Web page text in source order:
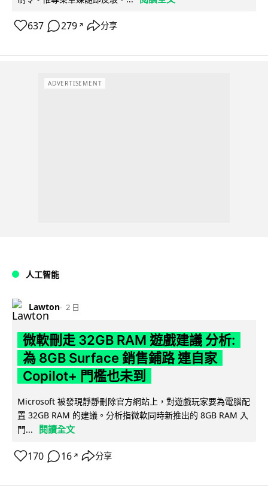
637 279 ↗ 分享
ADVERTISEMENT
人工智能
Lawton 2 日
微軟刪走 32GB RAM 遊戲建議 分析:
為 8GB Surface 銷售鋪路 連自家
Copilot+ 門檻也未到
Microsoft 被發現靜靜刪除官方網站上，對遊戲玩家要為電腦配
置 32GB RAM 的建議。分析指微軟同時新推出的 8GB RAM 入
門...
閱讀全文
170 16 ↗ 分享